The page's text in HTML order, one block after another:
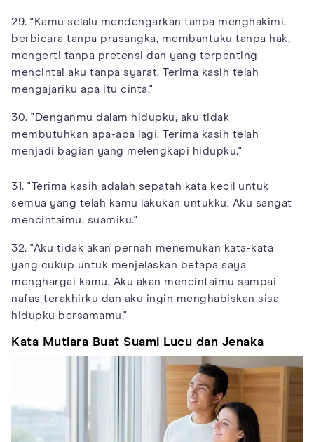
29. "Kamu selalu mendengarkan tanpa menghakimi,
berbicara tanpa prasangka, membantuku tanpa hak,
mengerti tanpa pretensi dan yang terpenting
mencintai aku tanpa syarat. Terima kasih telah
mengajariku apa itu cinta."
30. "Denganmu dalam hidupku, aku tidak
membutuhkan apa-apa lagi. Terima kasih telah
menjadi bagian yang melengkapi hidupku."
31. "Terima kasih adalah sepatah kata kecil untuk
semua yang telah kamu lakukan untukku. Aku sangat
mencintaimu, suamiku."
32. "Aku tidak akan pernah menemukan kata-kata
yang cukup untuk menjelaskan betapa saya
menghargai kamu. Aku akan mencintaimu sampai
nafas terakhirku dan aku ingin menghabiskan sisa
hidupku bersamamu."
Kata Mutiara Buat Suami Lucu dan Jenaka